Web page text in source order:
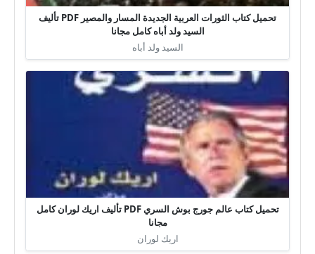
تحميل كتاب الثورات العربية الجديدة المسار والمصير PDF تأليف
السيد ولد أباه كامل مجانا
السيد ولد أباه
تحميل كتاب عالم جورج بوش السري PDF تأليف اريك لوران كامل
مجانا
اريك لوران